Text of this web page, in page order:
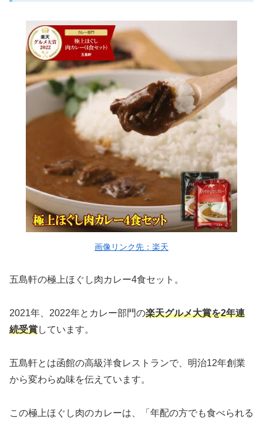
画像リンク先：楽天
五島軒の極上ほぐし肉カレー4食セット。
2021年、2022年とカレー部門の楽天グルメ大賞を2年連
続受賞しています。
五島軒とは函館の高級洋食レストランで、明治12年創業
から変わらぬ味を伝えています。
この極上ほぐし肉のカレーは、「年配の方でも食べられる